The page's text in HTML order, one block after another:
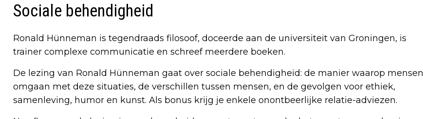
Sociale behendigheid
Ronald Hünneman is tegendraads filosoof, doceerde aan de universiteit van Groningen, is
trainer complexe communicatie en schreef meerdere boeken.
De lezing van Ronald Hünneman gaat over sociale behendigheid: de manier waarop mensen
omgaan met deze situaties, de verschillen tussen mensen, en de gevolgen voor ethiek,
samenleving, humor en kunst. Als bonus krijg je enkele onontbeerlijke relatie-adviezen.